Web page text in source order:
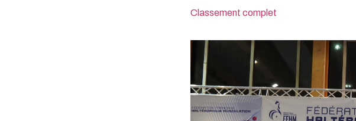
Classement complet